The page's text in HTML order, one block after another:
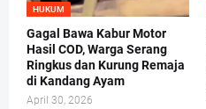
HUKUM
Gagal Bawa Kabur Motor
Hasil COD, Warga Serang
Ringkus dan Kurung Remaja
di Kandang Ayam
April 30, 2026